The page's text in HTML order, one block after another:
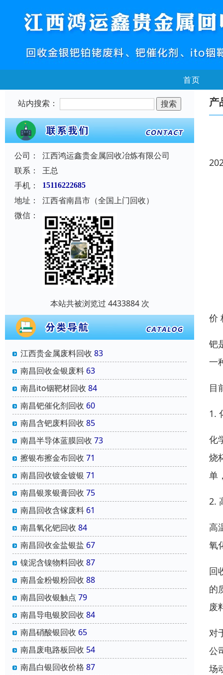
首页
站内搜索：
公司：
江西鸿运鑫贵金属回收冶炼有限公司
联系：
王总
手机：
15116222685
地址：
江西省南昌市（全国上门回收）
微信：
本站共被浏览过 4433884 次
江西贵金属废料回收 83
南昌回收金银废料 63
南昌ito铟靶材回收 84
南昌钯催化剂回收 60
南昌含钯废料回收 85
南昌半导体蓝膜回收 73
擦银布擦金布回收 71
南昌回收镀金镀银 71
南昌银浆银膏回收 75
南昌回收含镓废料 61
南昌氧化钯回收 84
南昌回收金盐银盐 67
镍泥含镍物料回收 87
南昌金粉银粉回收 88
南昌回收银触点 79
南昌导电银胶回收 84
南昌硝酸银回收 65
南昌废电路板回收 54
南昌白银回收价格 87
产
价
钯
一
目
1.
化
烧
单
2.
高
氧
回
的
废
对
公
场